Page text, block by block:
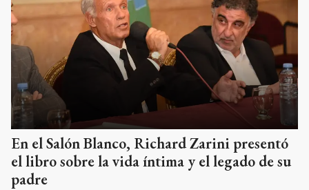
En el Salón Blanco, Richard Zarini presentó
el libro sobre la vida íntima y el legado de su
padre